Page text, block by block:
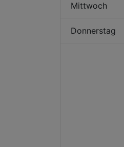
Mittwoch
Donnerstag